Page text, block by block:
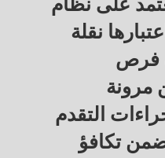
على نظام
نقلة
فرص
مرونة
التقدم
تكافؤ